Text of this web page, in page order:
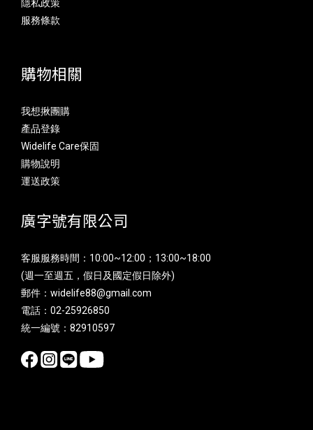
隱私政策
服務條款
購物相關
我想揪團購
產品登錄
Widelife Care保固
購物說明
運送政策
廣字號有限公司
客服服務時間：10:00~12:00；13:00~18:00
(週一至週五，假日及國定假日除外)
郵件：widelife88@gmail.com
電話：02-25926850
統一編號：82910597